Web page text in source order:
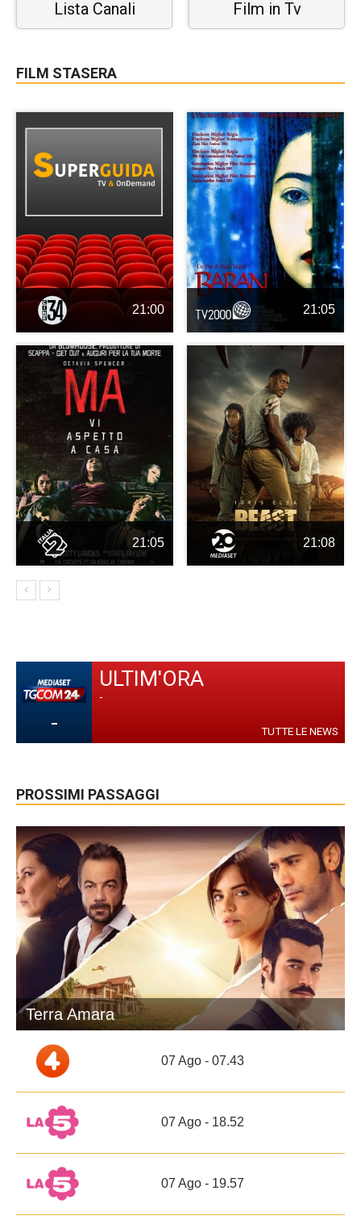
Lista Canali Film in Tv
FILM STASERA
21:00 21:05
21:05 21:08
-
ULTIM'ORA
-
TUTTE LE NEWS
PROSSIMI PASSAGGI
Terra Amara
07 Ago - 07.43
07 Ago - 18.52
07 Ago - 19.57